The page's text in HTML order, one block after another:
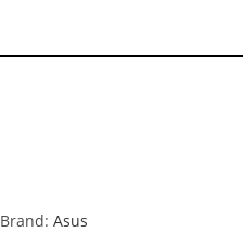
Brand: Asus